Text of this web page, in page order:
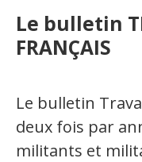
Espace militant
Nos campagnes
Le bulletin
FRANÇAIS
Le bulletin
deux fois par
militants et